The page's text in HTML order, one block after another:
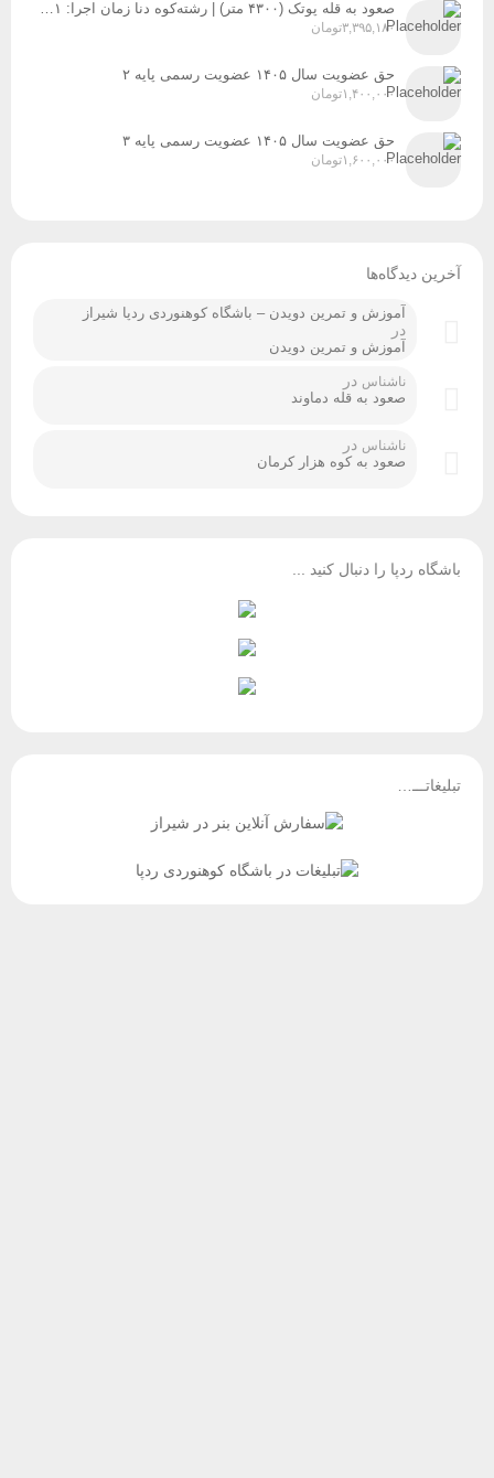
صعود به قله پوتک (۴۳۰۰ متر) | رشته‌کوه دنا زمان اجرا: ۳۱ تیر، ۱ و ۲ مردادماه ۱۴۰۵
تومان ۳,۳۹۵,۱۸۰
حق عضویت سال ۱۴۰۵ عضویت رسمی پایه ۲
تومان ۱,۴۰۰,۰۰۰
حق عضویت سال ۱۴۰۵ عضویت رسمی پایه ۳
تومان ۱,۶۰۰,۰۰۰
آخرین دیدگاه‌ها
آموزش و تمرین دویدن – باشگاه کوهنوردی ردپا شیراز
آموزش و تمرین دویدن
ناشناسدر
صعود به قله دماوند
ناشناسدر
صعود به کوه هزار کرمان
باشگاه ردپا را دنبال کنید ...
تبلیغاتـــ…